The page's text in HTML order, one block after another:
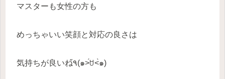
マスターも女性の方も
めっちゃいい笑顔と対応の良さは
気持ちが良いね٩̋(๑˃́ꇴ˂̀๑)